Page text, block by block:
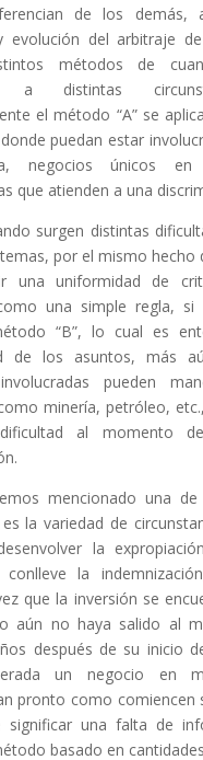
de los demás,
evolución del arbitraje
métodos de
a distintas
el método “A” se
puedan estar
negocios únicos en
que atienden a una
surgen distintas
por el mismo hecho
una uniformidad de
una simple regla, si
“B”, lo cual es
de los asuntos, más
pueden
minería, petróleo,
al momento
mencionado una de
la variedad de
la
la
que la inversión se
aún no haya salido al
después de su inicio
un negocio en
pronto como comiencen
una falta de
basado en